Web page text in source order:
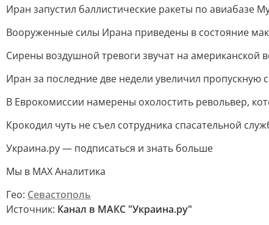
Иран запустил баллистические ракеты по авиабазе
Вооруженные силы Ирана приведены в состояние
Сирены воздушной тревоги звучат на американской
Иран за последние две недели увеличил
В Еврокомиссии намерены охолостить револьвер,
Крокодил чуть не съел сотрудника спасательной
Украина.ру — подписаться и знать больше
Мы в MAX Аналитика
Гео: Севастополь
Источник: Канал в МАКС "Украина.ру"